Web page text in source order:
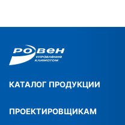
КАТАЛОГ ПРОДУКЦИИ
ПРОЕКТИРОВЩИКАМ